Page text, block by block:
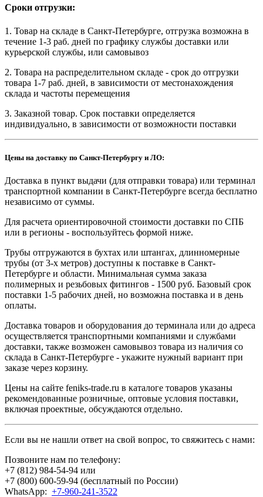
Сроки отгрузки:
1. Товар на складе в Санкт-Петербурге, отгрузка возможна в
течение 1-3 раб. дней по графику службы доставки или
курьерской службы, или самовывоз
2. Товара на распределительном складе - срок до отгрузки
товара 1-7 раб. дней, в зависимости от местонахождения
склада и частоты перемещения
3. Заказной товар. Срок поставки определяется
индивидуально, в зависимости от возможности поставки
Цены на доставку по Санкт-Петербургу и ЛО:
Доставка в пункт выдачи (для отправки товара) или терминал
транспортной компании в Санкт-Петербурге всегда бесплатно
независимо от суммы.
Для расчета ориентировочной стоимости доставки по СПБ
или в регионы - воспользуйтесь формой ниже.
Трубы отгружаются в бухтах или штангах, длинномерные
трубы (от 3-х метров) доступны к поставке в Санкт-
Петербурге и области. Минимальная сумма заказа
полимерных и резьбовых фитингов - 1500 руб. Базовый срок
поставки 1-5 рабочих дней, но возможна поставка и в день
оплаты.
Доставка товаров и оборудования до терминала или до адреса
осуществляется транспортными компаниями и службами
доставки, также возможен самовывоз товара из наличия со
склада в Санкт-Петербурге - укажите нужный вариант при
заказе через корзину.
Цены на сайте feniks-trade.ru в каталоге товаров указаны
рекомендованные розничные, оптовые условия поставки,
включая проектные, обсуждаются отдельно.
Если вы не нашли ответ на свой вопрос, то свяжитесь с нами:
Позвоните нам по телефону:
+7 (812) 984-54-94 или
+7 (800) 600-59-94 (бесплатный по России)
WhatsApp: +7-960-241-3522